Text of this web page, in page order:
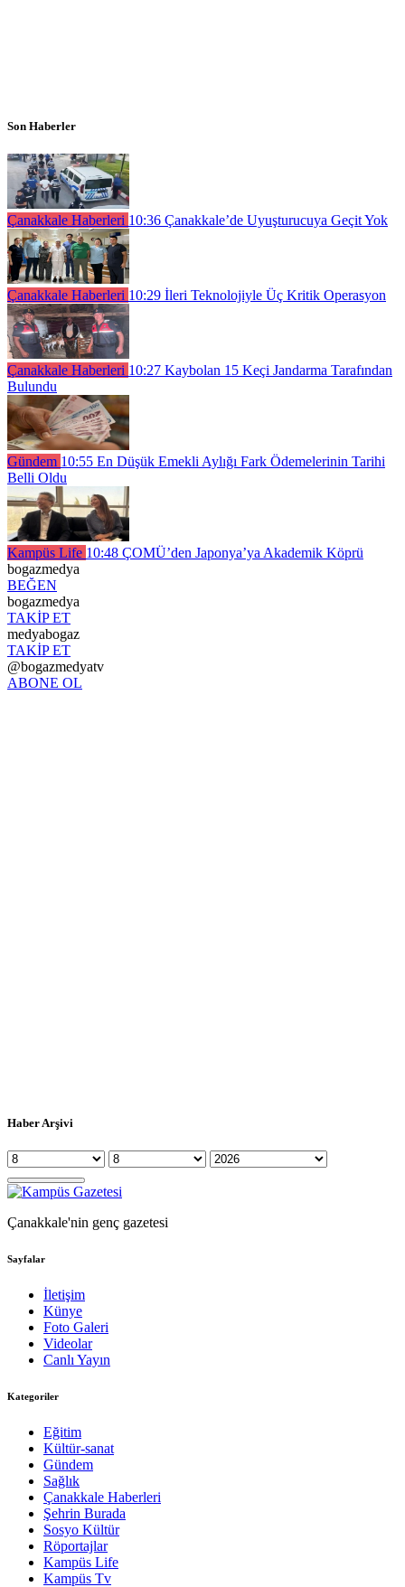
Son Haberler
Çanakkale Haberleri 10:36 Çanakkale’de Uyuşturucuya Geçit Yok
Çanakkale Haberleri 10:29 İleri Teknolojiyle Üç Kritik Operasyon
Çanakkale Haberleri 10:27 Kaybolan 15 Keçi Jandarma Tarafından
Bulundu
Gündem 10:55 En Düşük Emekli Aylığı Fark Ödemelerinin Tarihi
Belli Oldu
Kampüs Life 10:48 ÇOMÜ’den Japonya’ya Akademik Köprü
bogazmedya
BEĞEN
bogazmedya
TAKİP ET
medyabogaz
TAKİP ET
@bogazmedyatv
ABONE OL
Haber Arşivi
Çanakkale'nin genç gazetesi
Sayfalar
İletişim
Künye
Foto Galeri
Videolar
Canlı Yayın
Kategoriler
Eğitim
Kültür-sanat
Gündem
Sağlık
Çanakkale Haberleri
Şehrin Burada
Sosyo Kültür
Röportajlar
Kampüs Life
Kampüs Tv